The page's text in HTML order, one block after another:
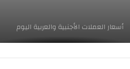
أسعار العملات الأجنبية والعربية اليوم
استقرار أسعار الدرهم الإماراتي في مصر